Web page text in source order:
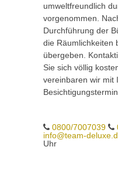
umweltfreundlich
vorgenommen.
Durchführung der
die Räumlichkeiten
übergeben.
Sie sich völlig
vereinbaren wir mit
Besichtigungstermin
0800/7007039
info@team-
Uhr